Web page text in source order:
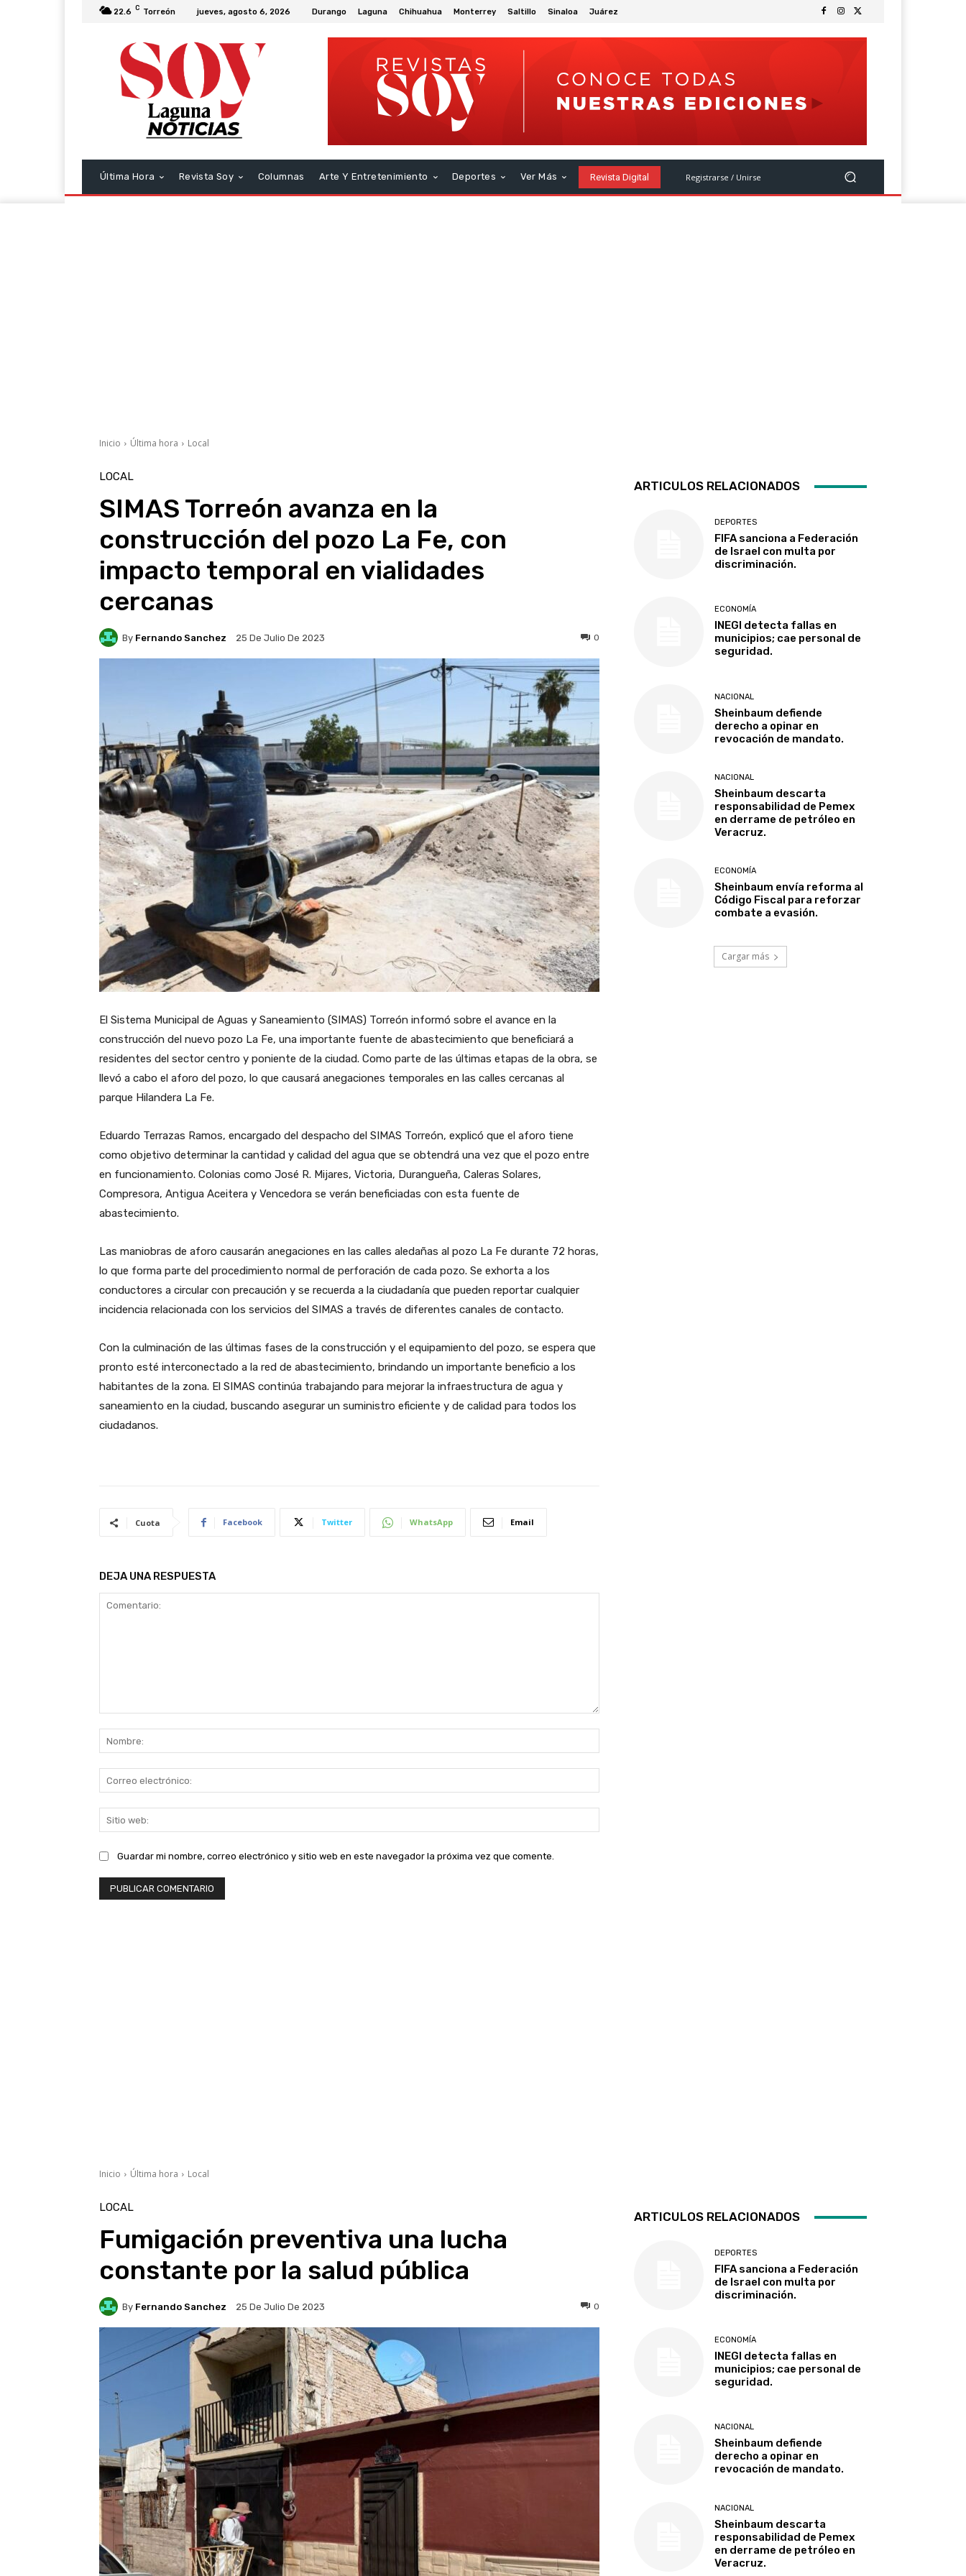
22.6 C Torreón jueves, agosto 6, 2026 Durango Laguna Chihuahua Monterrey Saltillo Sinaloa Juárez
Última Hora Revista Soy Columnas Arte Y Entretenimiento Deportes Ver Más Revista Digital Registrarse / Unirse
Inicio Última hora Local
LOCAL
SIMAS Torreón avanza en la
construcción del pozo La Fe, con
impacto temporal en vialidades
cercanas
By Fernando Sanchez 25 De Julio De 2023 0
El Sistema Municipal de Aguas y Saneamiento (SIMAS) Torreón informó sobre el avance en la
construcción del nuevo pozo La Fe, una importante fuente de abastecimiento que beneficiará a
residentes del sector centro y poniente de la ciudad. Como parte de las últimas etapas de la obra, se
llevó a cabo el aforo del pozo, lo que causará anegaciones temporales en las calles cercanas al
parque Hilandera La Fe.
Eduardo Terrazas Ramos, encargado del despacho del SIMAS Torreón, explicó que el aforo tiene
como objetivo determinar la cantidad y calidad del agua que se obtendrá una vez que el pozo entre
en funcionamiento. Colonias como José R. Mijares, Victoria, Durangueña, Caleras Solares,
Compresora, Antigua Aceitera y Vencedora se verán beneficiadas con esta fuente de
abastecimiento.
Las maniobras de aforo causarán anegaciones en las calles aledañas al pozo La Fe durante 72 horas,
lo que forma parte del procedimiento normal de perforación de cada pozo. Se exhorta a los
conductores a circular con precaución y se recuerda a la ciudadanía que pueden reportar cualquier
incidencia relacionada con los servicios del SIMAS a través de diferentes canales de contacto.
Con la culminación de las últimas fases de la construcción y el equipamiento del pozo, se espera que
pronto esté interconectado a la red de abastecimiento, brindando un importante beneficio a los
habitantes de la zona. El SIMAS continúa trabajando para mejorar la infraestructura de agua y
saneamiento en la ciudad, buscando asegurar un suministro eficiente y de calidad para todos los
ciudadanos.
Cuota Facebook Twitter WhatsApp Email
DEJA UNA RESPUESTA
electrónico:
web:
Guardar mi nombre, correo electrónico y sitio web en este navegador la próxima vez que comente.
ARTICULOS RELACIONADOS
DEPORTES
FIFA sanciona a Federación
de Israel con multa por
discriminación.
ECONOMÍA
INEGI detecta fallas en
municipios; cae personal de
seguridad.
NACIONAL
Sheinbaum defiende
derecho a opinar en
revocación de mandato.
NACIONAL
Sheinbaum descarta
responsabilidad de Pemex
en derrame de petróleo en
Veracruz.
ECONOMÍA
Sheinbaum envía reforma al
Código Fiscal para reforzar
combate a evasión.
Cargar más